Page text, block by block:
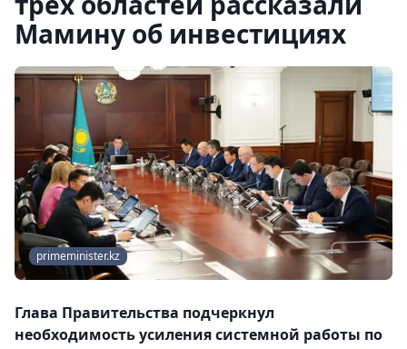
Мамину об инвестициях
primeminister.kz
Глава Правительства подчеркнул
необходимость усиления системной работы по